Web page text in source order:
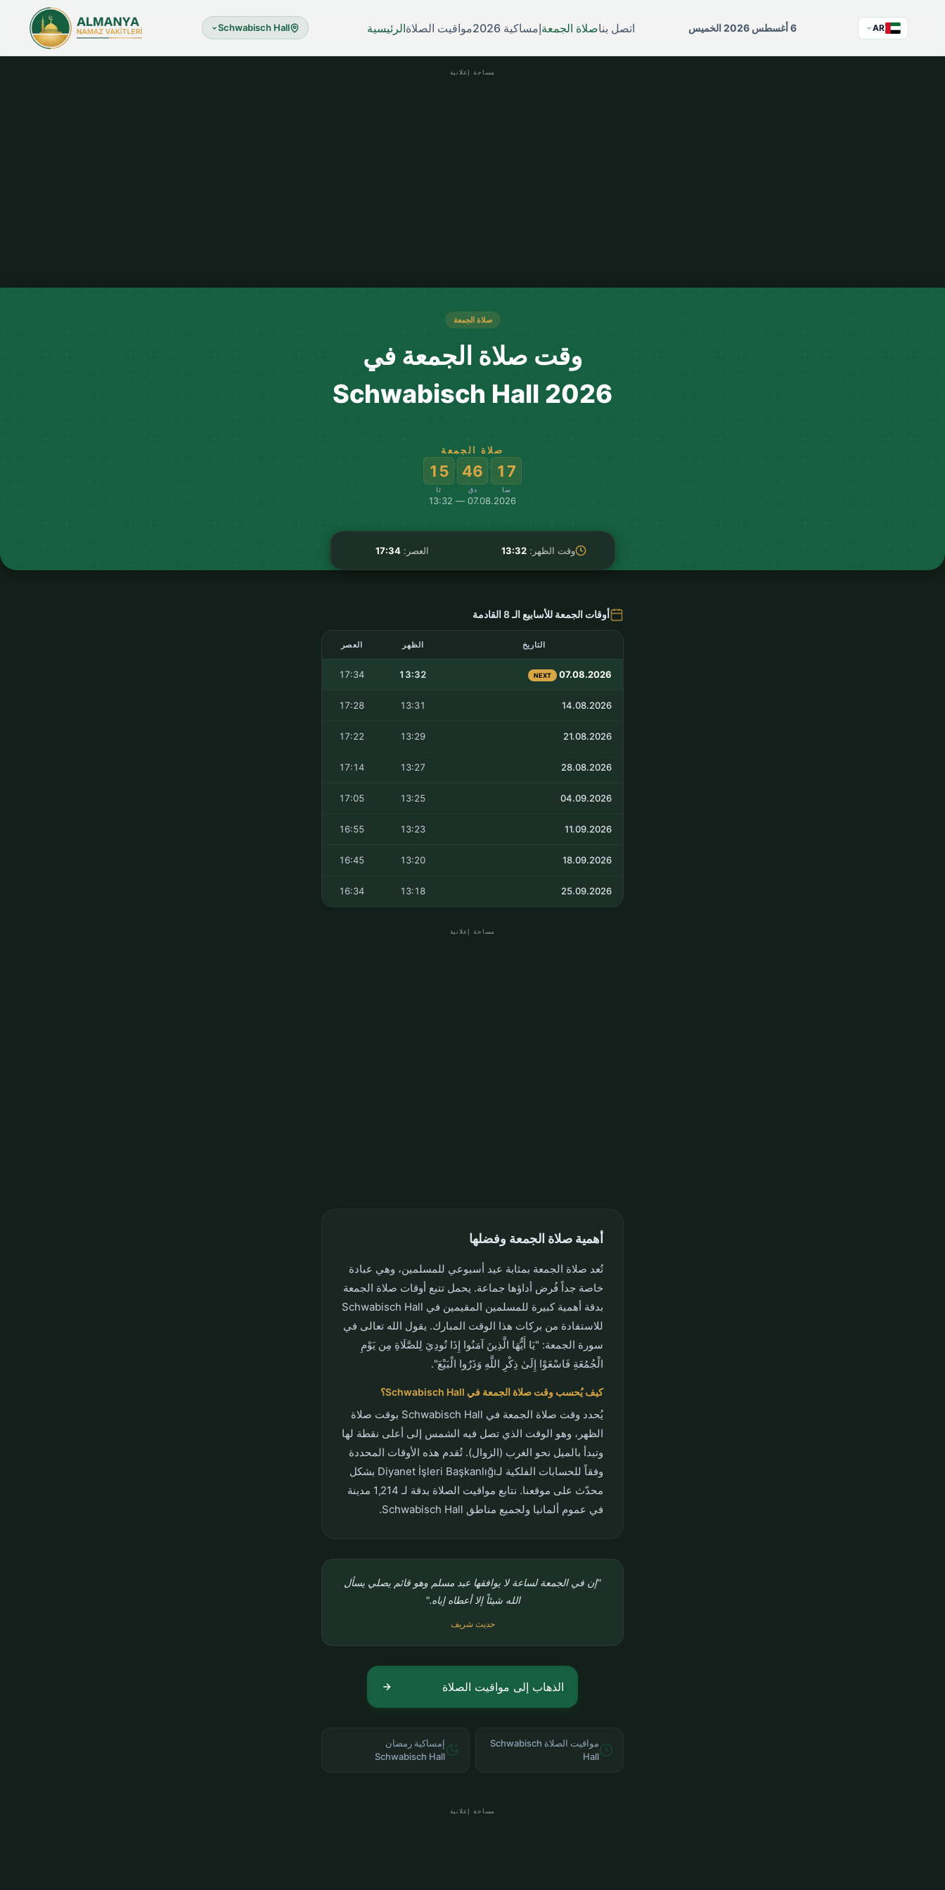
Schwabisch Hall الرئيسيةمواقيت الصلاة إمساكية 2026صلاة الجمعةاتصل بنا 6 أغسطس 2026 الخميس AR
مساحة إعلانية
صلاة الجمعة
وقت صلاة الجمعة في
Schwabisch Hall 2026
صلاة الجمعة
17
سا
:
46
دق
:
14
ثا
07.08.2026 — 13:32
وقت الظهر:13:32 العصر:17:34
أوقات الجمعة للأسابيع الـ 8 القادمة
التاريخ الظهر العصر
07.08.2026
NEXT
13:32
17:34
14.08.2026
13:31
17:28
21.08.2026
13:29
17:22
28.08.2026
13:27
17:14
04.09.2026
13:25
17:05
11.09.2026
13:23
16:55
18.09.2026
13:20
16:45
25.09.2026
13:18
16:34
مساحة إعلانية
أهمية صلاة الجمعة وفضلها
تُعد صلاة الجمعة بمثابة عيد أسبوعي للمسلمين، وهي عبادة
خاصة جداً فُرض أداؤها جماعة. يحمل تتبع أوقات صلاة الجمعة
بدقة أهمية كبيرة للمسلمين المقيمين في Schwabisch Hall
للاستفادة من بركات هذا الوقت المبارك. يقول الله تعالى في
سورة الجمعة: "يَا أَيُّهَا الَّذِينَ آمَنُوا إِذَا نُودِيَ لِلصَّلَاةِ مِن يَوْمِ
الْجُمُعَةِ فَاسْعَوْا إِلَىٰ ذِكْرِ اللَّهِ وَذَرُوا الْبَيْعَ".
كيف يُحسب وقت صلاة الجمعة في Schwabisch Hall؟
يُحدد وقت صلاة الجمعة في Schwabisch Hall بوقت صلاة
الظهر، وهو الوقت الذي تصل فيه الشمس إلى أعلى نقطة لها
وتبدأ بالميل نحو الغرب (الزوال). تُقدم هذه الأوقات المحددة
وفقاً للحسابات الفلكية لـDiyanet İşleri Başkanlığı بشكل
محدّث على موقعنا. نتابع مواقيت الصلاة بدقة لـ 1,214 مدينة
في عموم ألمانيا ولجميع مناطق Schwabisch Hall.
"إن في الجمعة لساعة لا يوافقها عبد مسلم وهو قائم يصلي يسأل
الله شيئاً إلا أعطاه إياه."
حديث شريف
الذهاب إلى مواقيت الصلاة
مواقيت الصلاة Schwabisch
Hall
إمساكية رمضان
Schwabisch Hall
مساحة إعلانية